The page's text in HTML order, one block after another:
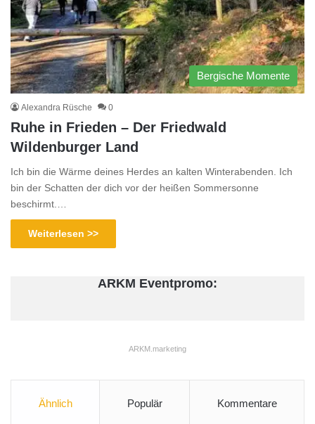
Bergische Momente
Alexandra Rüsche 0
Ruhe in Frieden – Der Friedwald
Wildenburger Land
Ich bin die Wärme deines Herdes an kalten Winterabenden. Ich
bin der Schatten der dich vor der heißen Sommersonne
beschirmt.…
Weiterlesen >>
ARKM Eventpromo:
ARKM.marketing
Ähnlich Populär Kommentare